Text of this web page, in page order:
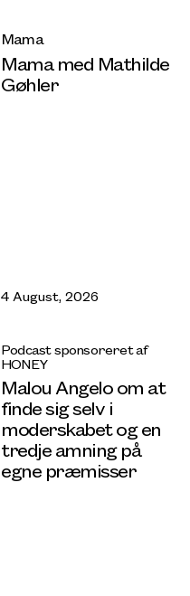
Mama
Mama med Mathilde
Gøhler
4 August, 2026
Podcast sponsoreret af
HONEY
Malou Angelo om at
finde sig selv i
moderskabet og en
tredje amning på
egne præmisser